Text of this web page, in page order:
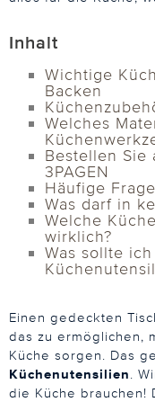
Inhalt
Wichtige
Backen
Welches
Bestellen Sie
3PAGEN
Häufige
Was darf in
Welche
wirklich?
Was sollte
Einen gedeckten
das zu ermöglichen,
Küche sorgen. Das
Küchenutensilien
.
die Küche brauchen!